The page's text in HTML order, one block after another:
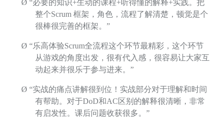
Ø “必要的知识+生动的课程+听得懂的解释+实践。把
整个Scrum 框架，角色，流程了解清楚，顿觉是个
很棒很完善的框架。”
Ø “乐高体验Scrum全流程这个环节最精彩，这个环节
从游戏的角度出发，很有代入感，很容易让大家互
动起来并很乐于参与进来。”
Ø “实战的痛点讲解很到位！实战部分对于理解和时间
有帮助。对于DoD和AC区别的解释很清晰，非常
有启发性。课后问题收获很多。”